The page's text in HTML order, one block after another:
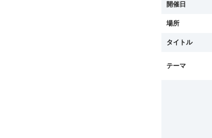
開催日
場所
タイトル
テーマ